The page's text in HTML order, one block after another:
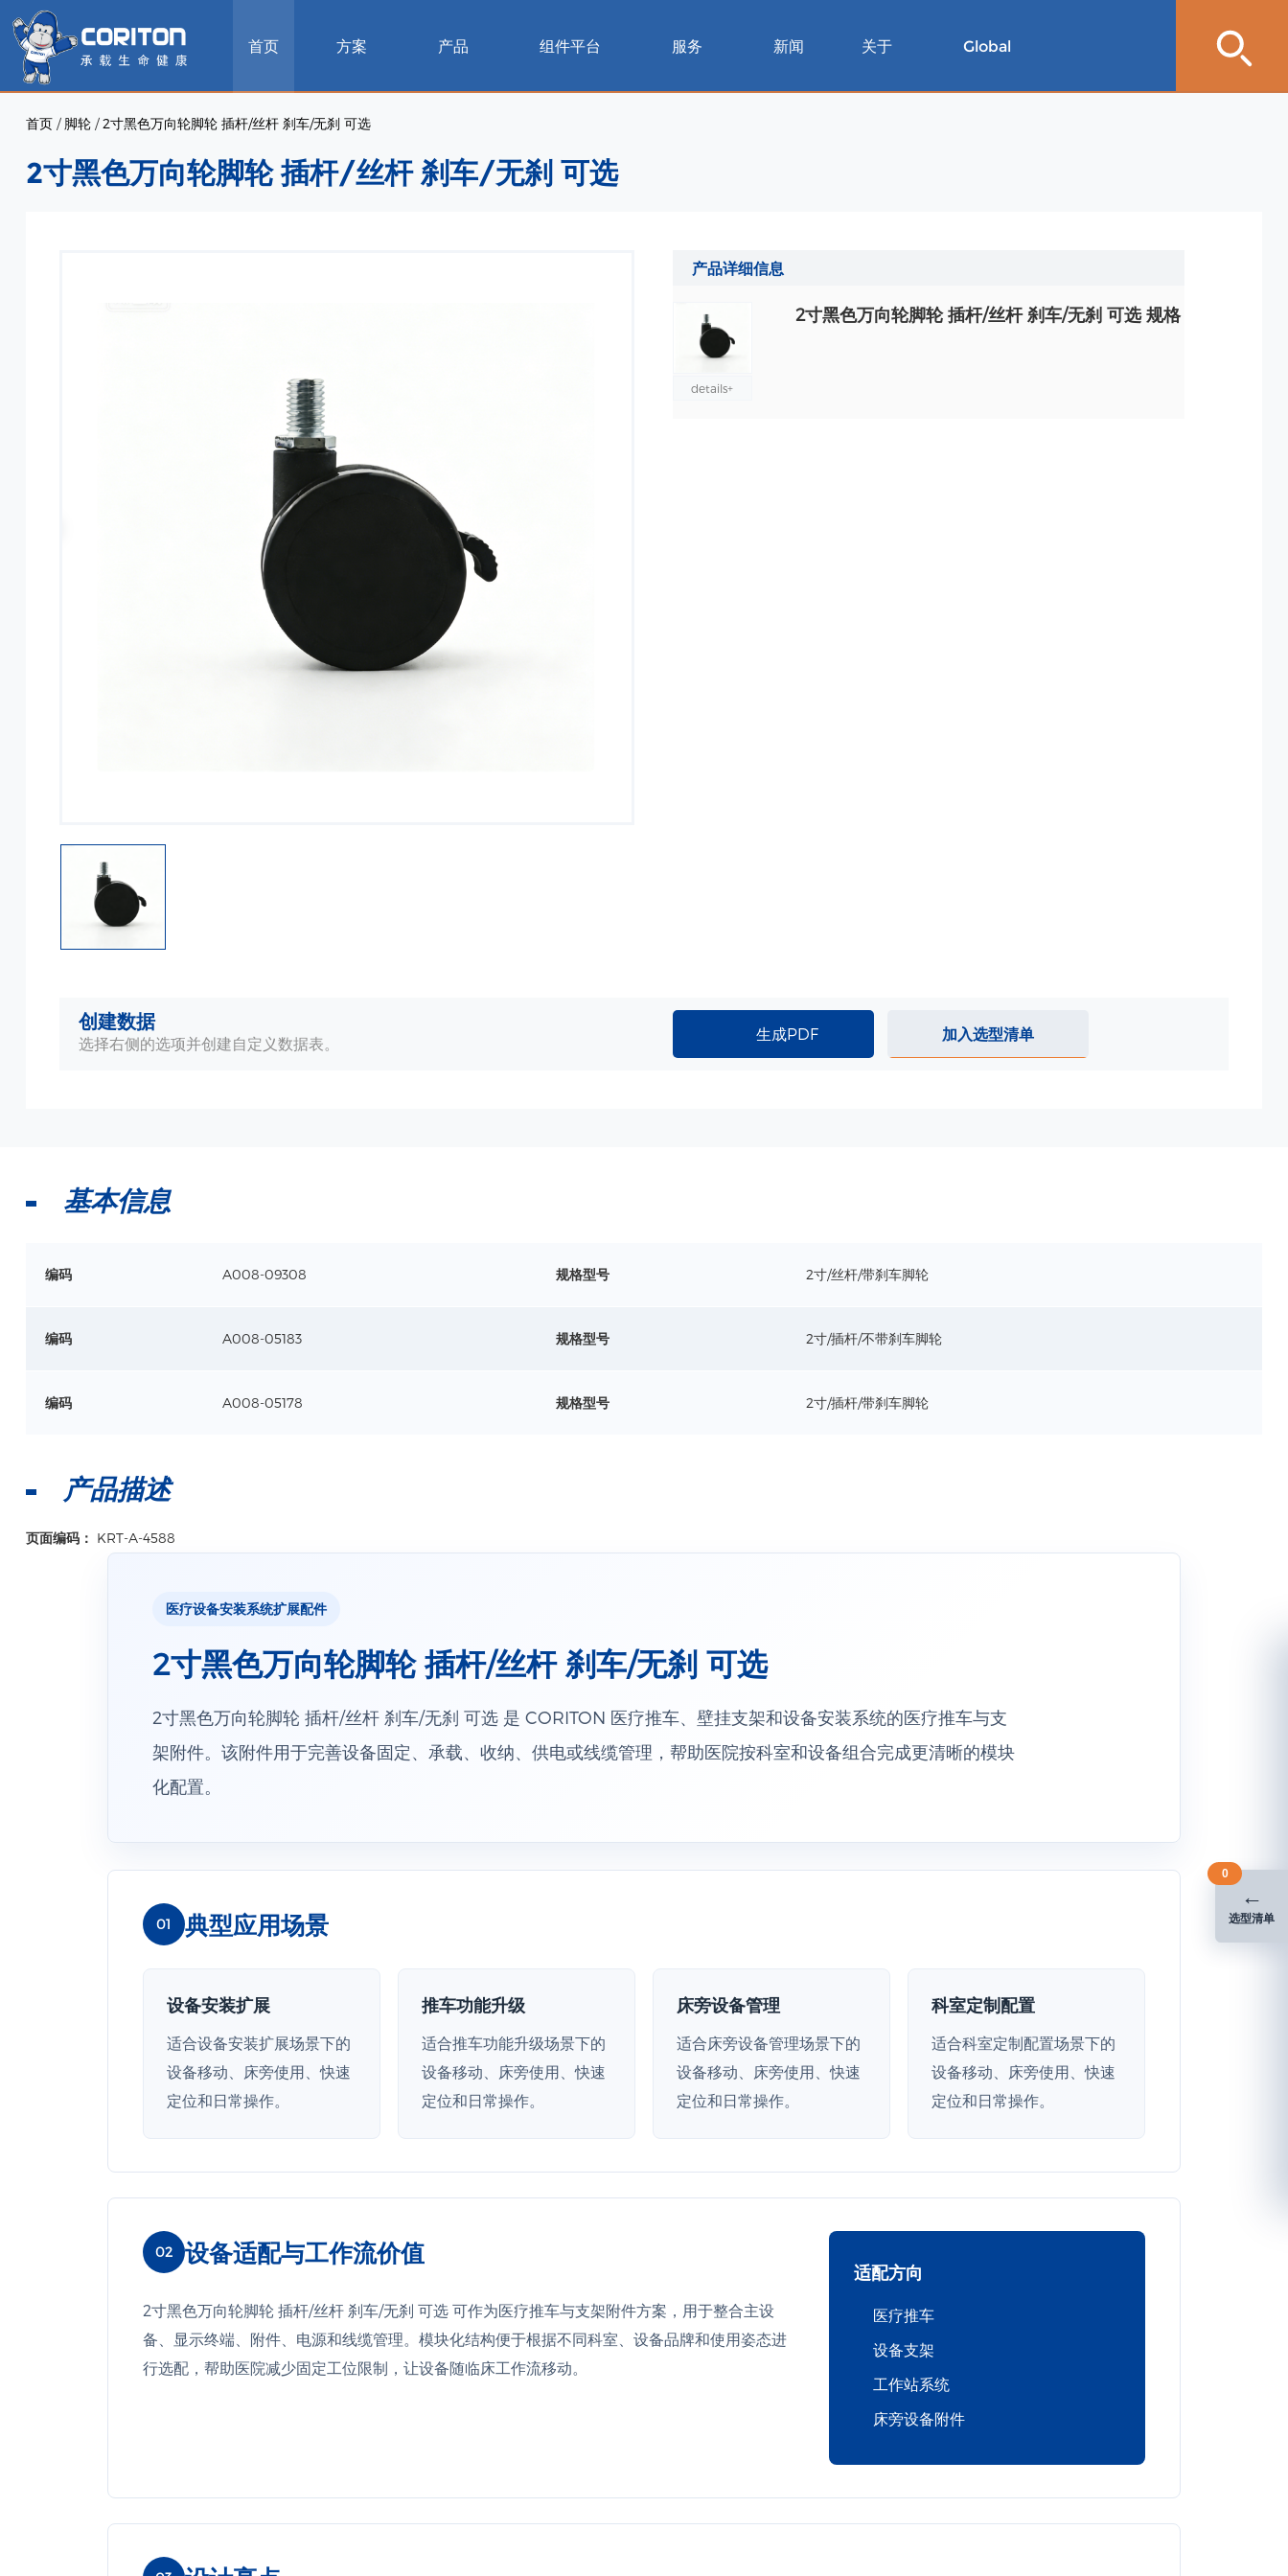
首页 方案 产品 组件平台 服务 新闻 关于 Global
首页/ 脚轮/2寸黑色万向轮脚轮 插杆/丝杆 刹车/无刹 可选
2寸黑色万向轮脚轮 插杆/丝杆 刹车/无刹 可选
产品详细信息
details+
2寸黑色万向轮脚轮 插杆/丝杆 刹车/无刹 可选 规格
创建数据
选择右侧的选项并创建自定义数据表。
生成PDF 加入选型清单
基本信息
编码 A008-09308 规格型号 2寸/丝杆/带刹车脚轮
编码 A008-05183 规格型号 2寸/插杆/不带刹车脚轮
编码 A008-05178 规格型号 2寸/插杆/带刹车脚轮
产品描述
页面编码： KRT-A-4588
医疗设备安装系统扩展配件
2寸黑色万向轮脚轮 插杆/丝杆 刹车/无刹 可选
2寸黑色万向轮脚轮 插杆/丝杆 刹车/无刹 可选 是 CORITON 医疗推车、壁挂支架和设备安装系统的医疗推车与支
架附件。该附件用于完善设备固定、承载、收纳、供电或线缆管理，帮助医院按科室和设备组合完成更清晰的模块
化配置。
01 典型应用场景
设备安装扩展
适合设备安装扩展场景下的
设备移动、床旁使用、快速
定位和日常操作。
推车功能升级
适合推车功能升级场景下的
设备移动、床旁使用、快速
定位和日常操作。
床旁设备管理
适合床旁设备管理场景下的
设备移动、床旁使用、快速
定位和日常操作。
科室定制配置
适合科室定制配置场景下的
设备移动、床旁使用、快速
定位和日常操作。
02 设备适配与工作流价值
2寸黑色万向轮脚轮 插杆/丝杆 刹车/无刹 可选 可作为医疗推车与支架附件方案，用于整合主设
备、显示终端、附件、电源和线缆管理。模块化结构便于根据不同科室、设备品牌和使用姿态进
行选配，帮助医院减少固定工位限制，让设备随临床工作流移动。
适配方向
医疗推车
设备支架
工作站系统
床旁设备附件
←
选型清单
0